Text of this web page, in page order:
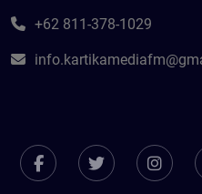
+62 811-378-1029